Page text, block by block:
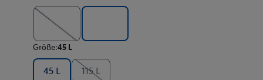
Größe:45 L
45 L 115 L